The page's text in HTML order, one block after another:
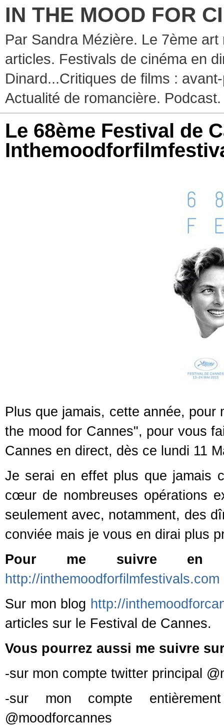
IN THE MOOD FOR
Par Sandra Mézière. Le 7ème
articles. Festivals de cinéma en
Dinard...Critiques de films :
Actualité de romancière. Podcast.
Le 68ème Festival de
Plus que jamais, cette année,
the mood for Cannes", pour vous
Cannes en direct, dès ce lundi 11
Je serai en effet plus que jamais
cœur de nombreuses opérations
seulement avec, notamment, des
conviée mais je vous en dirai plus
Pour me suivre en
http://inthemoodforfilmfestivals.com
Sur mon blog http://
articles sur le Festival de Cannes.
Vous pourrez aussi me suivre
-sur mon compte twitter principal
-sur mon compte
@moodforcannes